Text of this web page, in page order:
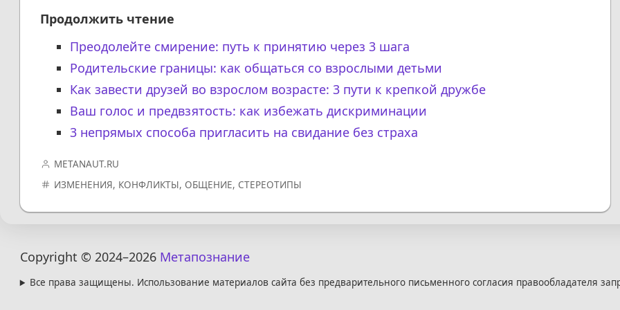
Продолжить чтение
Преодолейте смирение: путь к принятию через 3 шага
Родительские границы: как общаться со взрослыми детьми
Как завести друзей во взрослом возрасте: 3 пути к крепкой дружбе
Ваш голос и предвзятость: как избежать дискриминации
3 непрямых способа пригласить на свидание без страха
METANAUT.RU
ИЗМЕНЕНИЯ, КОНФЛИКТЫ, ОБЩЕНИЕ, СТЕРЕОТИПЫ
Copyright © 2024–2026 Метапознание
Все права защищены. Использование материалов сайта без предварительного письменного согласия правообладателя